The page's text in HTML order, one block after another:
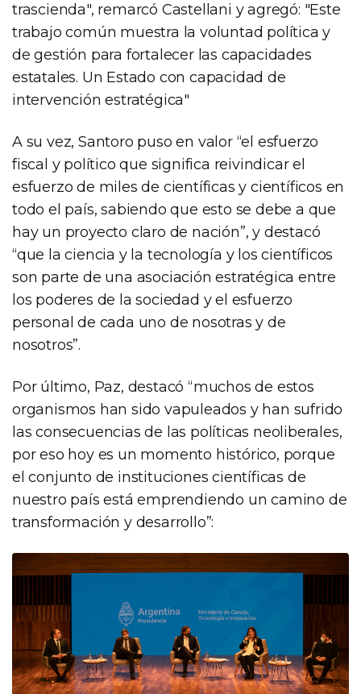
trascienda", remarcó Castellani y agregó: "Este
trabajo común muestra la voluntad política y
de gestión para fortalecer las capacidades
estatales. Un Estado con capacidad de
intervención estratégica"
A su vez, Santoro puso en valor “el esfuerzo
fiscal y político que significa reivindicar el
esfuerzo de miles de científicas y científicos en
todo el país, sabiendo que esto se debe a que
hay un proyecto claro de nación”, y destacó
“que la ciencia y la tecnología y los científicos
son parte de una asociación estratégica entre
los poderes de la sociedad y el esfuerzo
personal de cada uno de nosotras y de
nosotros”.
Por último, Paz, destacó “muchos de estos
organismos han sido vapuleados y han sufrido
las consecuencias de las políticas neoliberales,
por eso hoy es un momento histórico, porque
el conjunto de instituciones científicas de
nuestro país está emprendiendo un camino de
transformación y desarrollo”: